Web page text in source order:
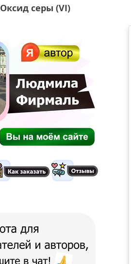
Оксид серы (VI)